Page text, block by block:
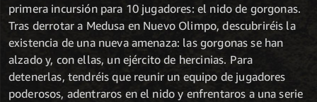
primera incursión para 10 jugadores: el nido de gorgonas.
Tras derrotar a Medusa en Nuevo Olimpo, descubriréis la
existencia de una nueva amenaza: las gorgonas se han
alzado y, con ellas, un ejército de hercinias. Para
detenerlas, tendréis que reunir un equipo de jugadores
poderosos, adentraros en el nido y enfrentaros a una serie